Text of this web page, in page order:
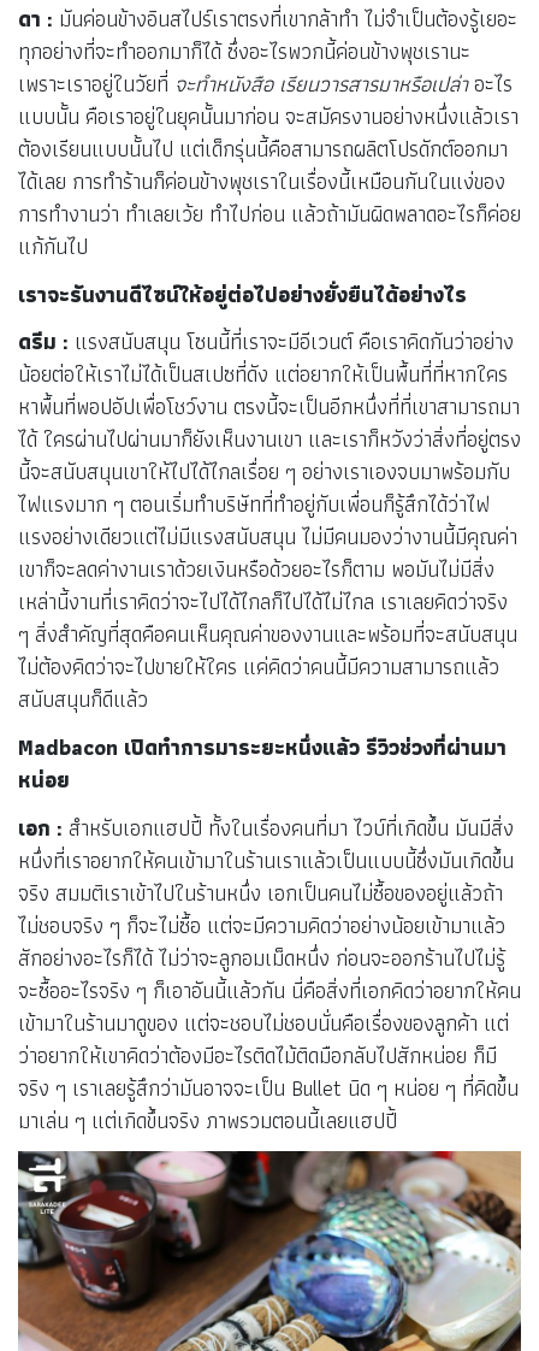
ดา : มันค่อนข้างอินสไปร์เราตรงที่เขากล้าทำ ไม่จำเป็นต้องรู้เยอะ
ทุกอย่างที่จะทำออกมาก็ได้ ซึ่งอะไรพวกนี้ค่อนข้างพุชเรานะ
เพราะเราอยู่ในวัยที่ จะทำหนังสือ เรียนวารสารมาหรือเปล่าอะไร
แบบนั้น คือเราอยู่ในยุคนั้นมาก่อน จะสมัครงานอย่างหนึ่งแล้วเรา
ต้องเรียนแบบนั้นไป แต่เด็กรุ่นนี้คือสามารถผลิตโปรดักต์ออกมา
ได้เลย การทำร้านก็ค่อนข้างพุชเราในเรื่องนี้เหมือนกันในแง่ของ
การทำงานว่า ทำเลยเว้ย ทำไปก่อน แล้วถ้ามันผิดพลาดอะไรก็ค่อย
แก้กันไป
เราจะรันงานดีไซน์ให้อยู่ต่อไปอย่างยั่งยืนได้อย่างไร
ดรีม : แรงสนับสนุน โซนนี้ที่เราจะมีอีเวนต์ คือเราคิดกันว่าอย่าง
น้อยต่อให้เราไม่ได้เป็นสเปซที่ดัง แต่อยากให้เป็นพื้นที่ที่หากใคร
หาพื้นที่พอปอัปเพื่อโชว์งาน ตรงนี้จะเป็นอีกหนึ่งที่ที่เขาสามารถมา
ได้ ใครผ่านไปผ่านมาก็ยังเห็นงานเขา และเราก็หวังว่าสิ่งที่อยู่ตรง
นี้จะสนับสนุนเขาให้ไปได้ไกลเรื่อย ๆ อย่างเราเองจบมาพร้อมกับ
ไฟแรงมาก ๆ ตอนเริ่มทำบริษัทที่ทำอยู่กับเพื่อนก็รู้สึกได้ว่าไฟ
แรงอย่างเดียวแต่ไม่มีแรงสนับสนุน ไม่มีคนมองว่างานนี้มีคุณค่า
เขาก็จะลดค่างานเราด้วยเงินหรือด้วยอะไรก็ตาม พอมันไม่มีสิ่ง
เหล่านี้งานที่เราคิดว่าจะไปได้ไกลก็ไปได้ไม่ไกล เราเลยคิดว่าจริง
ๆ สิ่งสำคัญที่สุดคือคนเห็นคุณค่าของงานและพร้อมที่จะสนับสนุน
ไม่ต้องคิดว่าจะไปขายให้ใคร แค่คิดว่าคนนี้มีความสามารถแล้ว
สนับสนุนก็ดีแล้ว
Madbacon เปิดทำการมาระยะหนึ่งแล้ว รีวิวช่วงที่ผ่านมา
หน่อย
เอก : สำหรับเอกแฮปปี้ ทั้งในเรื่องคนที่มา ไวบ์ที่เกิดขึ้น มันมีสิ่ง
หนึ่งที่เราอยากให้คนเข้ามาในร้านเราแล้วเป็นแบบนี้ซึ่งมันเกิดขึ้น
จริง สมมติเราเข้าไปในร้านหนึ่ง เอกเป็นคนไม่ซื้อของอยู่แล้วถ้า
ไม่ชอบจริง ๆ ก็จะไม่ซื้อ แต่จะมีความคิดว่าอย่างน้อยเข้ามาแล้ว
สักอย่างอะไรก็ได้ ไม่ว่าจะลูกอมเม็ดหนึ่ง ก่อนจะออกร้านไปไม่รู้
จะซื้ออะไรจริง ๆ ก็เอาอันนี้แล้วกัน นี่คือสิ่งที่เอกคิดว่าอยากให้คน
เข้ามาในร้านมาดูของ แต่จะชอบไม่ชอบนั่นคือเรื่องของลูกค้า แต่
ว่าอยากให้เขาคิดว่าต้องมีอะไรติดไม้ติดมือกลับไปสักหน่อย ก็มี
จริง ๆ เราเลยรู้สึกว่ามันอาจจะเป็น Bullet นิด ๆ หน่อย ๆ ที่คิดขึ้น
มาเล่น ๆ แต่เกิดขึ้นจริง ภาพรวมตอนนี้เลยแฮปปี้